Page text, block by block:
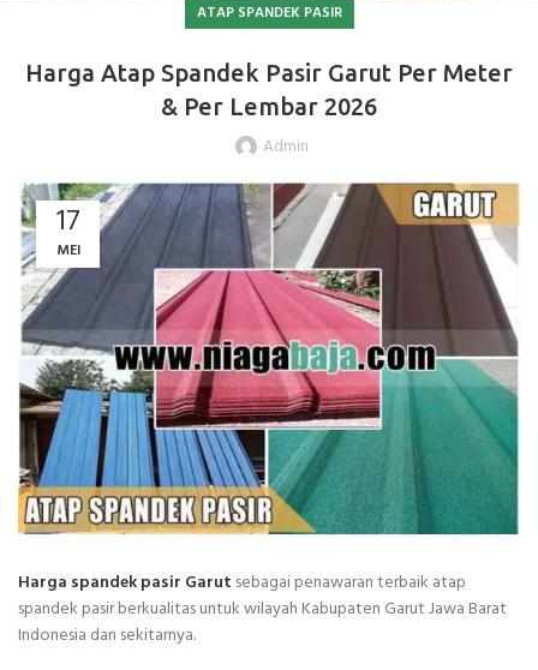
ATAP SPANDEK PASIR
Harga Atap Spandek Pasir Garut Per Meter
& Per Lembar 2026
Admin
17
MEI
Harga spandek pasir Garut sebagai penawaran terbaik atap
spandek pasir berkualitas untuk wilayah Kabupaten Garut Jawa Barat
Indonesia dan sekitarnya.